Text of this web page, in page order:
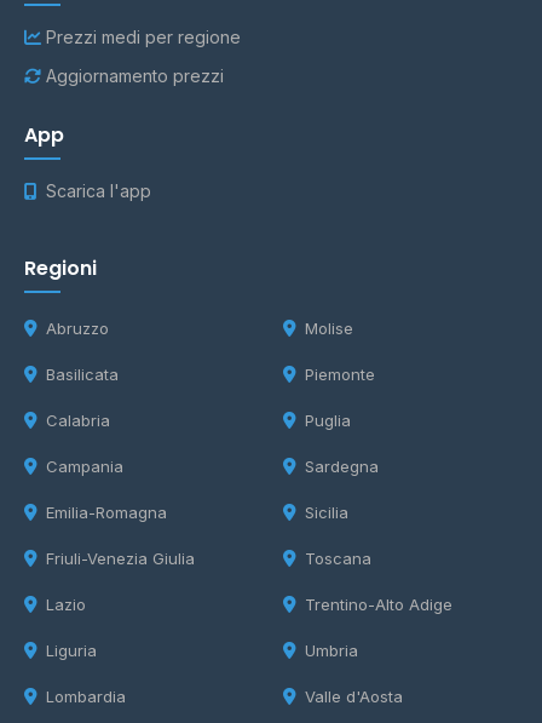
Prezzi medi per regione
Aggiornamento prezzi
App
Scarica l'app
Regioni
Abruzzo
Basilicata
Calabria
Campania
Emilia-Romagna
Friuli-Venezia Giulia
Lazio
Liguria
Lombardia
Molise
Piemonte
Puglia
Sardegna
Sicilia
Toscana
Trentino-Alto Adige
Umbria
Valle d'Aosta